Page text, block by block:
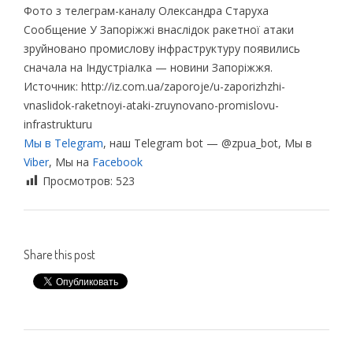
Фото з телеграм-каналу Олександра Старуха
Сообщение У Запоріжжі внаслідок ракетної атаки
зруйновано промислову інфраструктуру появились
сначала на Індустріалка — новини Запоріжжя.
Источник: http://iz.com.ua/zaporoje/u-zaporizhzhi-
vnaslidok-raketnoyi-ataki-zruynovano-promislovu-
infrastrukturu
Мы в Telegram, наш Telegram bot — @zpua_bot, Мы в
Viber, Мы на Facebook
Просмотров: 523
Share this post